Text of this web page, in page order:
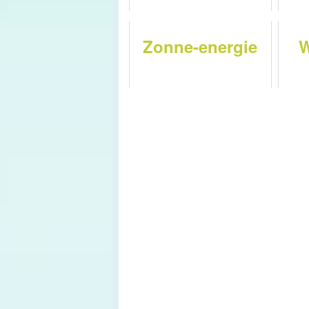
Zonne-energie